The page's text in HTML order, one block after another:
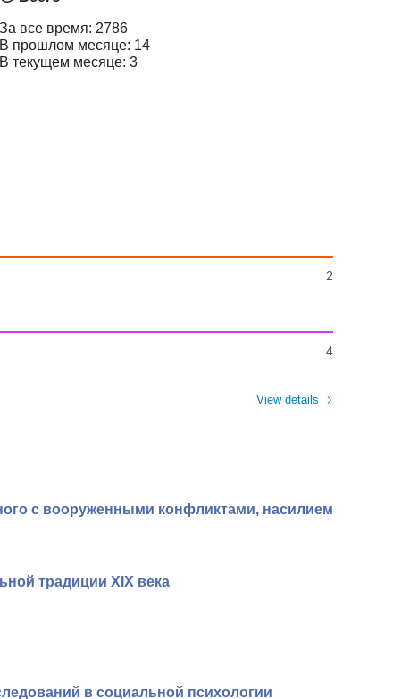
За все время: 2786
В прошлом месяце: 14
В текущем месяце: 3
2
4
View details
с вооруженными конфликтами, насилием
традиции XIX века
в социальной психологии